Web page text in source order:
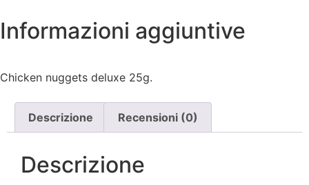
Informazioni aggiuntive
Chicken nuggets deluxe 25g.
Descrizione Recensioni (0)
Descrizione